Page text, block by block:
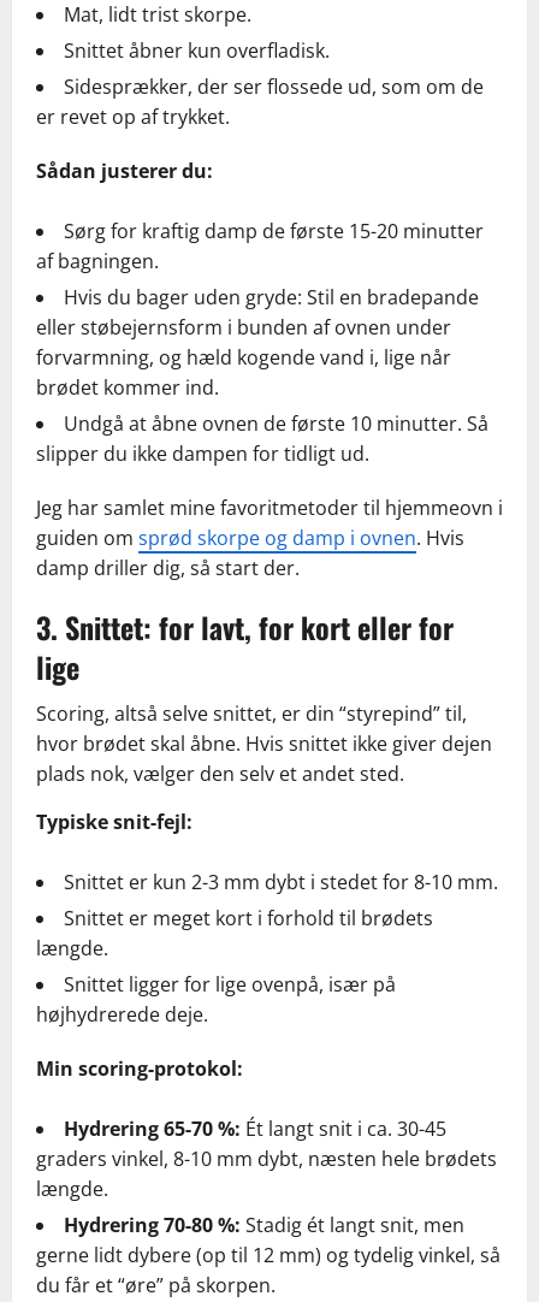
Mat, lidt trist skorpe.
Snittet åbner kun overfladisk.
Sidesprækker, der ser flossede ud, som om de
er revet op af trykket.
Sådan justerer du:
Sørg for kraftig damp de første 15-20 minutter
af bagningen.
Hvis du bager uden gryde: Stil en bradepande
eller støbejernsform i bunden af ovnen under
forvarmning, og hæld kogende vand i, lige når
brødet kommer ind.
Undgå at åbne ovnen de første 10 minutter. Så
slipper du ikke dampen for tidligt ud.
Jeg har samlet mine favoritmetoder til hjemmeovn i
guiden om sprød skorpe og damp i ovnen. Hvis
damp driller dig, så start der.
3. Snittet: for lavt, for kort eller for
lige
Scoring, altså selve snittet, er din “styrepind” til,
hvor brødet skal åbne. Hvis snittet ikke giver dejen
plads nok, vælger den selv et andet sted.
Typiske snit-fejl:
Snittet er kun 2-3 mm dybt i stedet for 8-10 mm.
Snittet er meget kort i forhold til brødets
længde.
Snittet ligger for lige ovenpå, især på
højhydrerede deje.
Min scoring-protokol:
Hydrering 65-70 %: Ét langt snit i ca. 30-45
graders vinkel, 8-10 mm dybt, næsten hele brødets
længde.
Hydrering 70-80 %: Stadig ét langt snit, men
gerne lidt dybere (op til 12 mm) og tydelig vinkel, så
du får et “øre” på skorpen.